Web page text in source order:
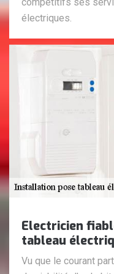
électriques.
Electricien
tableau
Vu que le courant